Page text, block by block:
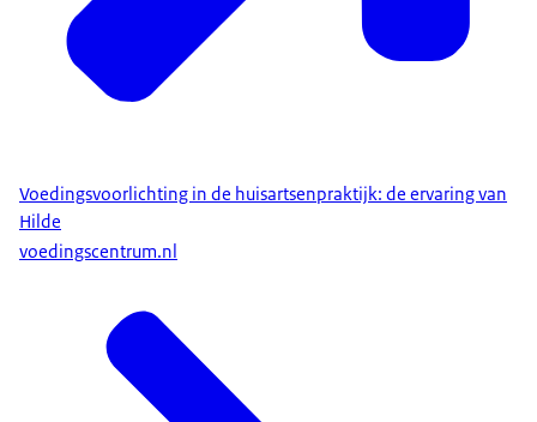
Voedingsvoorlichting in de huisartsenpraktijk: de ervaring van
Hilde
voedingscentrum.nl